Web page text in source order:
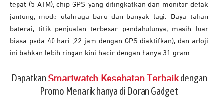
tepat (5 ATM), chip GPS yang ditingkatkan dan monitor detak
jantung, mode olahraga baru dan banyak lagi. Daya tahan
baterai, titik penjualan terbesar pendahulunya, masih luar
biasa pada 40 hari (22 jam dengan GPS diaktifkan), dan arloji
ini bahkan lebih ringan kini hadir dengan hanya 31 gram.
Dapatkan Smartwatch Kesehatan Terbaikdengan
Promo Menarik hanya di Doran Gadget